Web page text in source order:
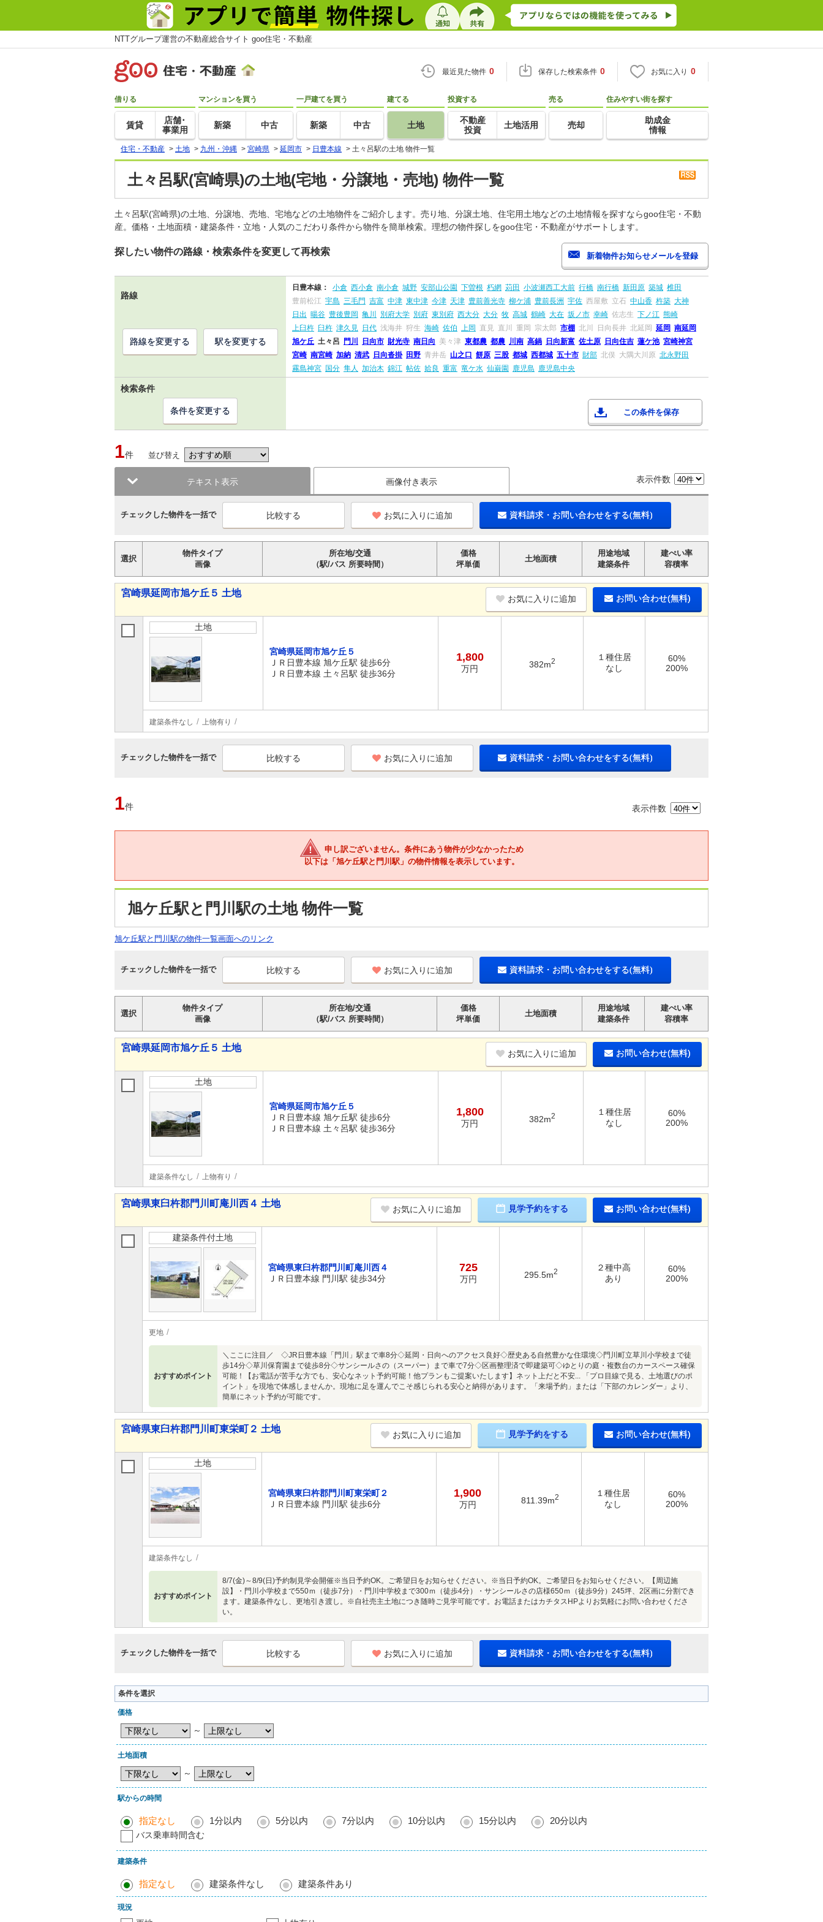
NTTグループ運営の不動産総合サイト goo住宅・不動産
最近見た物件 0 保存した検索条件 0 お気に入り 0
借りる
賃貸
店舗･
事業用
マンションを買う
新築 中古
一戸建てを買う
新築 中古
建てる
土地
投資する
不動産
投資
土地活用
売る
売却
住みやすい街を探す
助成金
情報
住宅・不動産 > 土地 > 九州・沖縄 > 宮崎県 > 延岡市 > 日豊本線 > 土々呂駅の土地 物件一覧
土々呂駅(宮崎県)の土地(宅地・分譲地・売地) 物件一覧
土々呂駅(宮崎県)の土地、分譲地、売地、宅地などの土地物件をご紹介します。売り地、分譲土地、住宅用土地などの土地情報を探すならgoo住宅・不動
産。価格・土地面積・建築条件・立地・人気のこだわり条件から物件を簡単検索。理想の物件探しをgoo住宅・不動産がサポートします。
探したい物件の路線・検索条件を変更して再検索
路線
日豊本線： 小倉 西小倉 南小倉 城野 安部山公園 下曽根 朽網 苅田 小波瀬西工大前 行橋 南行橋 新田原 築城 椎田
豊前松江 宇島 三毛門 吉富 中津 東中津 今津 天津 豊前善光寺 柳ケ浦 豊前長洲 宇佐 西屋敷 立石 中山香 杵築 大神
日出 暘谷 豊後豊岡 亀川 別府大学 別府 東別府 西大分 大分 牧 高城 鶴崎 大在 坂ノ市 幸崎 佐志生 下ノ江 熊崎
上臼杵 臼杵 津久見 日代 浅海井 狩生 海崎 佐伯 上岡 直見 直川 重岡 宗太郎 市棚 北川 日向長井 北延岡 延岡 南延岡
旭ケ丘 土々呂 門川 日向市 財光寺 南日向 美々津 東都農 都農 川南 高鍋 日向新富 佐土原 日向住吉 蓮ケ池 宮崎神宮
宮崎 南宮崎 加納 清武 日向沓掛 田野 青井岳 山之口 餅原 三股 都城 西都城 五十市 財部 北俣 大隅大川原 北永野田
霧島神宮 国分 隼人 加治木 錦江 帖佐 姶良 重富 竜ケ水 仙巌園 鹿児島 鹿児島中央
路線を変更する 駅を変更する
検索条件
この条件を保存
条件を変更する
1件 並び替え
テキスト表示 画像付き表示 表示件数
チェックした物件を一括で お気に入りに追加 資料請求・お問い合わせをする(無料)
選択
物件タイプ
画像
所在地/交通
（駅/バス 所要時間）
価格
坪単価
土地面積
用途地域
建築条件
建ぺい率
容積率
宮崎県延岡市旭ケ丘５ 土地
お気に入りに追加 お問い合わせ(無料)
土地
宮崎県延岡市旭ケ丘５
ＪＲ日豊本線 旭ケ丘駅 徒歩6分
ＪＲ日豊本線 土々呂駅 徒歩36分
1,800
万円 382m2
１種住居
なし
60%
200%
建築条件なし 上物有り
チェックした物件を一括で お気に入りに追加 資料請求・お問い合わせをする(無料)
1件 表示件数
申し訳ございません。条件にあう物件が少なかったため
以下は「旭ケ丘駅と門川駅」の物件情報を表示しています。
旭ケ丘駅と門川駅の土地 物件一覧
旭ケ丘駅と門川駅の物件一覧画面へのリンク
チェックした物件を一括で お気に入りに追加 資料請求・お問い合わせをする(無料)
選択
物件タイプ
画像
所在地/交通
（駅/バス 所要時間）
価格
坪単価
土地面積
用途地域
建築条件
建ぺい率
容積率
宮崎県延岡市旭ケ丘５ 土地
お気に入りに追加 お問い合わせ(無料)
土地
宮崎県延岡市旭ケ丘５
ＪＲ日豊本線 旭ケ丘駅 徒歩6分
ＪＲ日豊本線 土々呂駅 徒歩36分
1,800
万円 382m2
１種住居
なし
60%
200%
建築条件なし 上物有り
宮崎県東臼杵郡門川町庵川西４ 土地
お気に入りに追加 見学予約をする お問い合わせ(無料)
建築条件付土地
宮崎県東臼杵郡門川町庵川西４
ＪＲ日豊本線 門川駅 徒歩34分
725
万円 295.5m2
２種中高
あり
60%
200%
更地
おすすめポイント
＼ここに注目／ ◇JR日豊本線「門川」駅まで車8分◇延岡・日向へのアクセス良好◇歴史ある自然豊かな住環境◇門川町立草川小学校まで徒
歩14分◇草川保育園まで徒歩8分◇サンシールさの（スーパー）まで車で7分◇区画整理済で即建築可◇ゆとりの庭・複数台のカースペース確保
可能！【お電話が苦手な方でも、安心なネット予約可能！他プランもご提案いたします】ネット上だと不安... 「プロ目線で見る、土地選びのポ
イント」を現地で体感しませんか。現地に足を運んでこそ感じられる安心と納得があります。「来場予約」または「下部のカレンダー」より、
簡単にネット予約が可能です。
宮崎県東臼杵郡門川町東栄町２ 土地
お気に入りに追加 見学予約をする お問い合わせ(無料)
土地
宮崎県東臼杵郡門川町東栄町２
ＪＲ日豊本線 門川駅 徒歩6分
1,900
万円 811.39m2
１種住居
なし
60%
200%
建築条件なし
おすすめポイント
8/7(金)～8/9(日)予約制見学会開催※当日予約OK。ご希望日をお知らせください。※当日予約OK。ご希望日をお知らせください。【周辺施
設】・門川小学校まで550ｍ（徒歩7分）・門川中学校まで300ｍ（徒歩4分）・サンシールさの店様650ｍ（徒歩9分）245坪、2区画に分割でき
ます。建築条件なし、更地引き渡し。※自社売主土地につき随時ご見学可能です。お電話またはカチタスHPよりお気軽にお問い合わせくださ
い。
チェックした物件を一括で お気に入りに追加 資料請求・お問い合わせをする(無料)
条件を選択
価格
～
土地面積
～
駅からの時間
指定なし 1分以内 5分以内 7分以内 10分以内 15分以内 20分以内
バス乗車時間含む
建築条件
指定なし 建築条件なし 建築条件あり
現況